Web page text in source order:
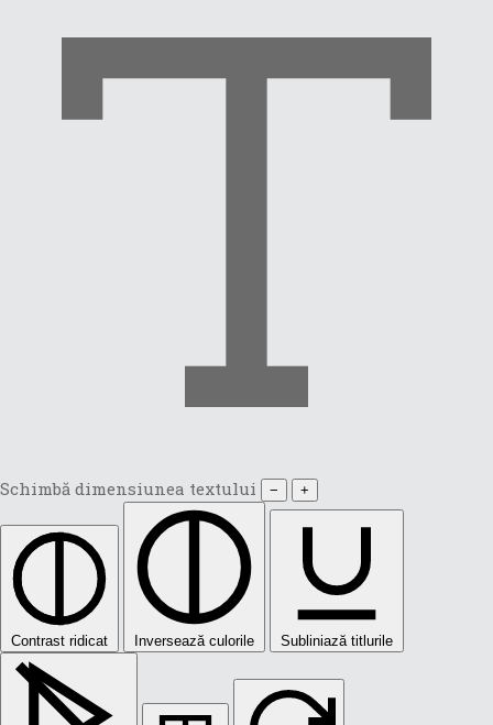
Schimbă dimensiunea textului − +
Contrast ridicat Inversează culorile Subliniază titlurile